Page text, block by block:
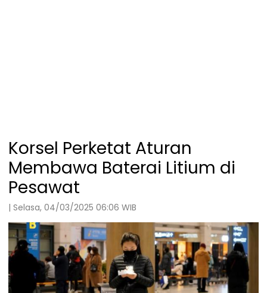
Korsel Perketat Aturan
Membawa Baterai Litium di
Pesawat
| Selasa, 04/03/2025 06:06 WIB